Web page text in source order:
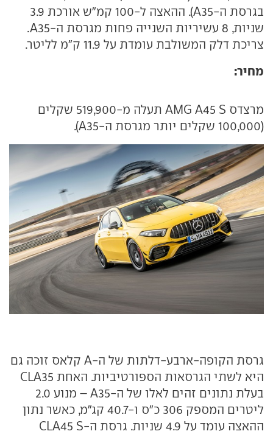
בגרסת ה-A35). ההאצה ל-100 קמ"ש אורכת 3.9
שניות, 8 עשיריות השנייה פחות מגרסת ה-A35.
צריכת דלק המשולבת עומדת על 11.9 ק"מ לליטר.
מחיר:
מרצדס AMG A45 S תעלה מ-519,900 שקלים
(100,000 שקלים יותר מגרסת ה-A35).
גרסת הקופה-ארבע-דלתות של ה-A קלאס זוכה גם
היא לשתי הגרסאות הספורטיביות. האחת CLA35
בעלת נתונים זהים לאלו של ה-A35 – מנוע 2.0
ליטרים המספק 306 כ"ס ו-40.7 קג"מ, כאשר נתון
ההאצה עומד על 4.9 שניות. גרסת ה-CLA45 S